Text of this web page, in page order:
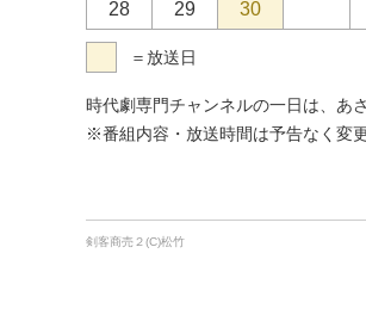
28
29 30
＝放送日
時代劇専門チャンネルの一日は、あ
※番組内容・放送時間は予告なく変
剣客商売２(C)松竹